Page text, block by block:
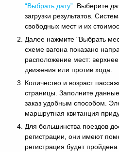
“Выбрать дату”. Выберите
загрузки результатов.
свободных мест и их
Далее нажмите "Выбрать
схеме вагона показано
расположение мест:
движения или против хода.
Количество и возраст
страницы. Заполните
заказ удобным способом.
маршрутная квитанция
Для большинства поездов
регистрации, они имеют
регистрация будет